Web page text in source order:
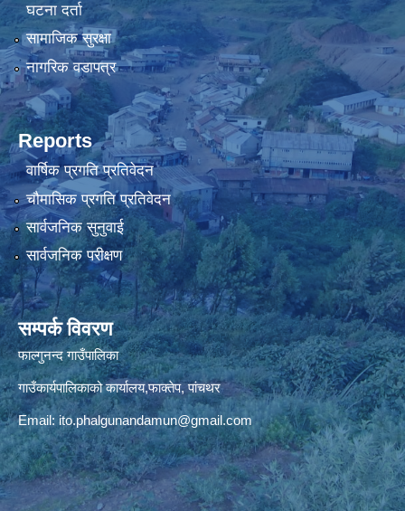
घटना दर्ता
सामाजिक सुरक्षा
नागरिक वडापत्र
Reports
वार्षिक प्रगति प्रतिवेदन
चौमासिक प्रगति प्रतिवेदन
सार्वजनिक सुनुवाई
सार्वजनिक परीक्षण
सम्पर्क विवरण
फाल्गुनन्द गाउँपालिका
गाउँकार्यपालिकाको कार्यालय,फाक्तेप, पांचथर
Email: ito.phalgunandamun@gmail.com